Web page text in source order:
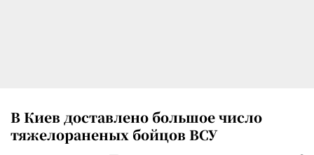
В Киев доставлено большое число
тяжелораненых бойцов ВСУ